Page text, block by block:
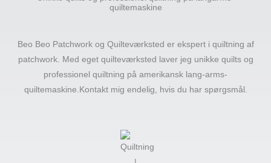
quiltemaskine
Beo Beo Patchwork og Quilteværksted er ekspert i quiltning af
patchwork. Med eget quilteværksted laver jeg unikke quilts og
professionel quiltning på amerikansk lang-arms-
quiltemaskine.Kontakt mig endelig, hvis du har spørgsmål.